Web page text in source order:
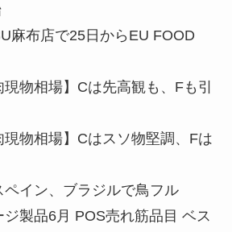
麻布店で25日からEU FOOD
現物相場】Cは先高観も、Fも引
現物相場】Cはスソ物堅調、Fは
イン、ブラジルで鳥フル
ジ製品6月 POS売れ筋品目 ベス